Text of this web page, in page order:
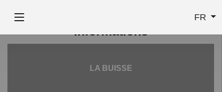
FR
Informations
LA BUISSE